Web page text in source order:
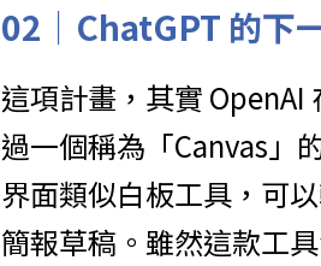
02｜ ChatGPT 的下
這項計畫，其實 OpenAI
過一個稱為「Canvas」
界面類似白板工具，可
簡報草稿。雖然這款工